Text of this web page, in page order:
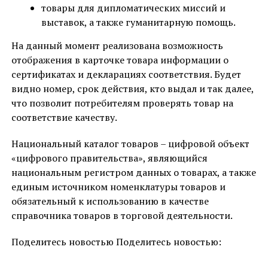
товары для дипломатических миссий и
выставок, а также гуманитарную помощь.
На данный момент реализована возможность
отображения в карточке товара информации о
сертификатах и декларациях соответствия. Будет
видно номер, срок действия, кто выдал и так далее,
что позволит потребителям проверять товар на
соответствие качеству.
Национальный каталог товаров – цифровой объект
«цифрового правительства», являющийся
национальным регистром данных о товарах, а также
единым источником номенклатуры товаров и
обязательный к использованию в качестве
справочника товаров в торговой деятельности.
Поделитесь новостью Поделитесь новостью: